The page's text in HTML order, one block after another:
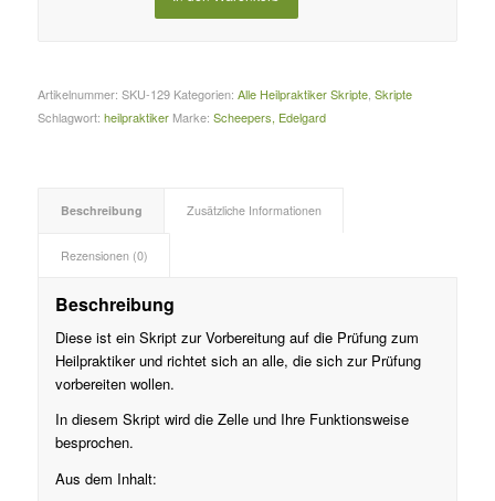
Artikelnummer: SKU-129 Kategorien: Alle Heilpraktiker Skripte, Skripte
Schlagwort: heilpraktiker Marke: Scheepers, Edelgard
Beschreibung Zusätzliche Informationen
Rezensionen (0)
Beschreibung
Diese ist ein Skript zur Vorbereitung auf die Prüfung zum
Heilpraktiker und richtet sich an alle, die sich zur Prüfung
vorbereiten wollen.
In diesem Skript wird die Zelle und Ihre Funktionsweise
besprochen.
Aus dem Inhalt: